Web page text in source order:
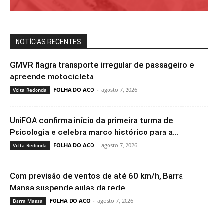
NOTÍCIAS RECENTES
GMVR flagra transporte irregular de passageiro e
apreende motocicleta
Volta Redonda FOLHA DO ACO - agosto 7, 2026
UniFOA confirma início da primeira turma de
Psicologia e celebra marco histórico para a...
Volta Redonda FOLHA DO ACO - agosto 7, 2026
Com previsão de ventos de até 60 km/h, Barra
Mansa suspende aulas da rede...
Barra Mansa FOLHA DO ACO - agosto 7, 2026